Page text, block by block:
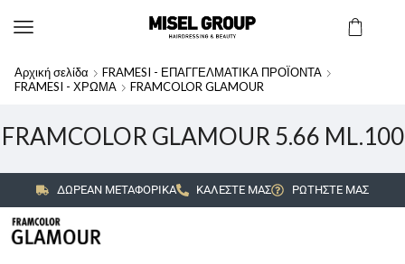
Αρχική σελίδα
FRAMESI - ΕΠΑΓΓΕΛΜΑΤΙΚΑ ΠΡΟΪΟΝΤΑ
FRAMESI - ΧΡΩΜΑ
FRAMCOLOR GLAMOUR
FRAMCOLOR GLAMOUR 5.66 ML.100
ΔΩΡΕΑΝ ΜΕΤΑΦΟΡΙΚΑ ΚΑΛΕΣΤΕ ΜΑΣ ΡΩΤΗΣΤΕ ΜΑΣ